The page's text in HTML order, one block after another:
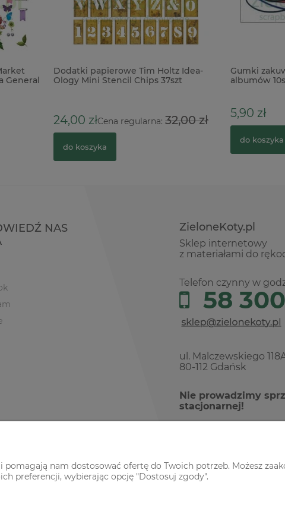
General
Dodatki papierowe Tim Holtz Idea-
Ology Mini Stencil Chips 37szt
24,00 złCena regularna:32,00 zł
do koszyka
Gumki
albumów
5,90 zł
do koszyka
ZieloneKoty.pl
Sklep internetowy
z materiałami do
Telefon czynny w
58
ul. Malczewskiego
80-112 Gdańsk
Nie prowadzimy
stacjonarnej!
NAS
nam dostosować ofertę do Twoich potrzeb. Możesz
preferencji, wybierając opcję "Dostosuj zgody".